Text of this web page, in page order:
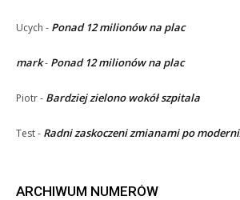
Ucych - Ponad 12 milionów na plac
mark- Ponad 12 milionów na plac
Piotr- Bardziej zielono wokół szpitala
Test- Radni zaskoczeni zmianami po
ARCHIWUM NUMERÓW